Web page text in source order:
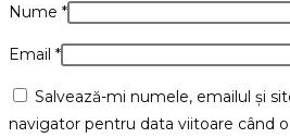
Nume *
Email *
Salvează-mi numele, emailul și
navigator pentru data viitoare când